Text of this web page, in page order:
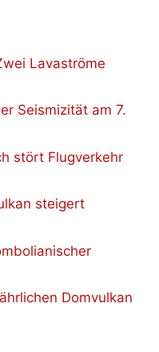
Lavaströme
Seismizität am 7.
stört Flugverkehr
steigert
Domvulkan